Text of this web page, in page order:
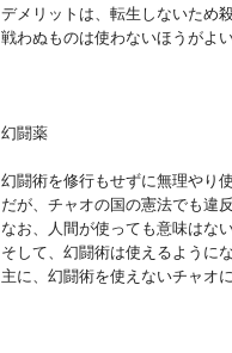
デメリットは、転生しないため
戦わぬものは使わないほうがよい
幻闘薬
幻闘術を修行もせずに無理やり
だが、チャオの国の憲法でも違
なお、人間が使っても意味はない
そして、幻闘術は使えるように
主に、幻闘術を使えないチャオ